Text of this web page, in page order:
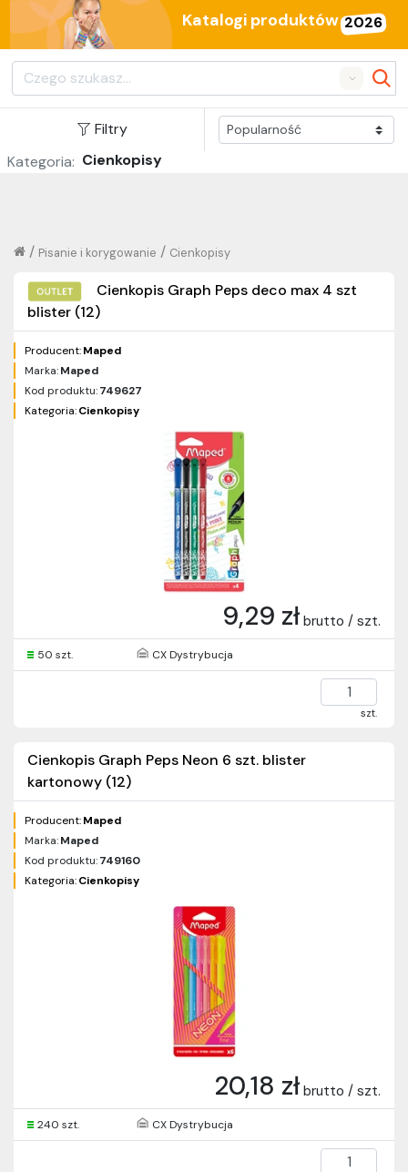
Katalogi produktów 2026
Search
Filtry
Kategoria: Cienkopisy
Cienkopisy
/
Pisanie i korygowanie
/
Cienkopis Graph Peps deco max 4 szt
blister (12)
Producent:Maped
Marka:Maped
Kod produktu:749627
Kategoria:Cienkopisy
9,29 zł brutto / szt.
50 szt. CX Dystrybucja
szt.
Cienkopis Graph Peps Neon 6 szt. blister
kartonowy (12)
Producent:Maped
Marka:Maped
Kod produktu:749160
Kategoria:Cienkopisy
20,18 zł brutto / szt.
240 szt. CX Dystrybucja